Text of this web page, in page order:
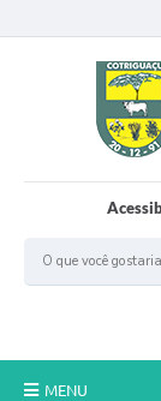
MENU